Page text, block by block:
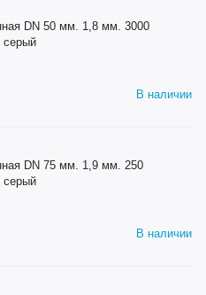
DN 50 мм. 1,8 мм. 3000
серый
В наличии
DN 75 мм. 1,9 мм. 250
серый
В наличии